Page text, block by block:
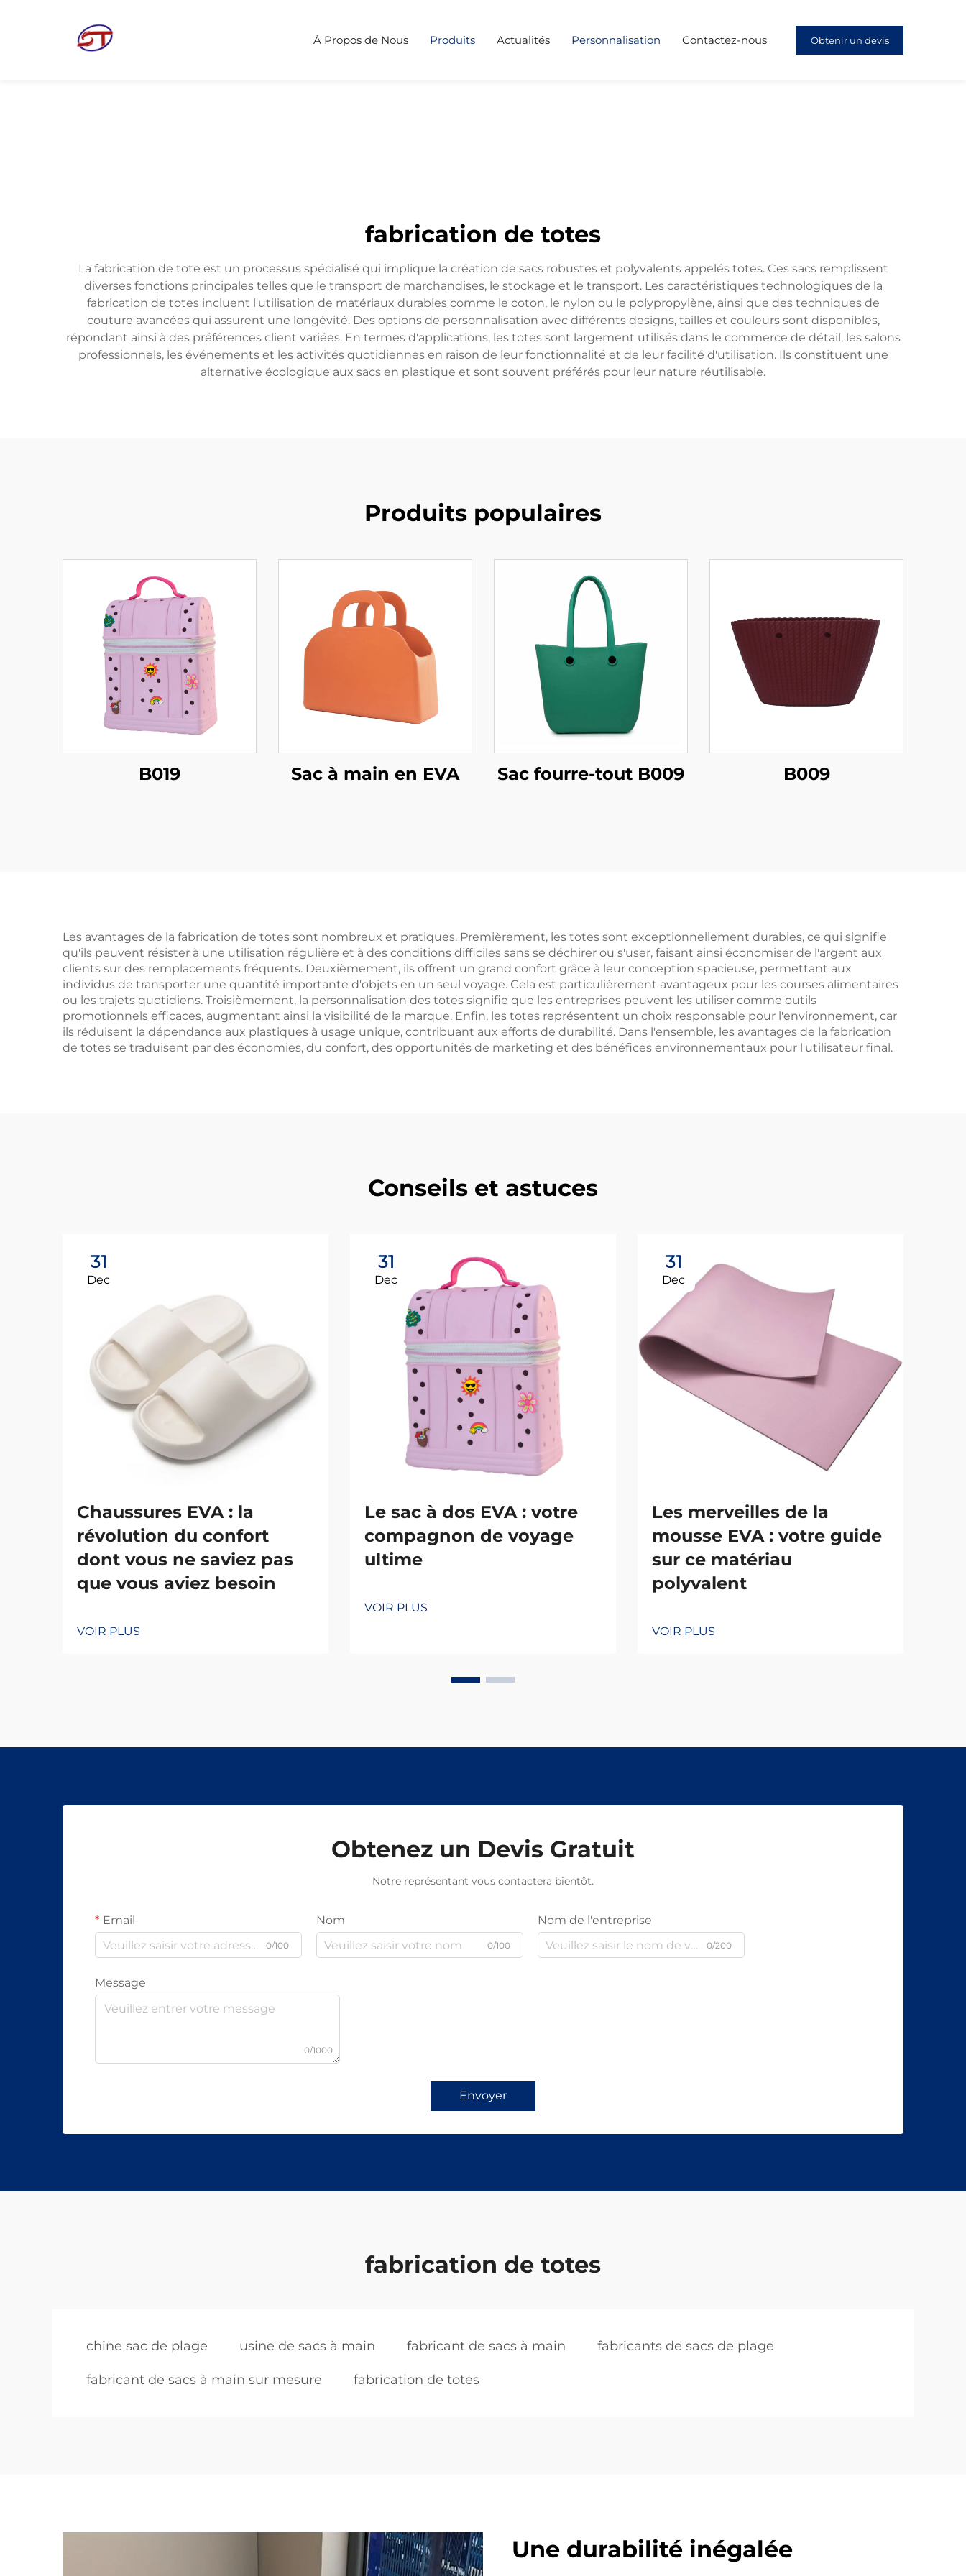
À Propos de Nous Produits Actualités Personnalisation Contactez-nous Obtenir un devis
fabrication de totes
La fabrication de tote est un processus spécialisé qui implique la création de sacs robustes et polyvalents appelés totes. Ces sacs remplissent
diverses fonctions principales telles que le transport de marchandises, le stockage et le transport. Les caractéristiques technologiques de la
fabrication de totes incluent l'utilisation de matériaux durables comme le coton, le nylon ou le polypropylène, ainsi que des techniques de
couture avancées qui assurent une longévité. Des options de personnalisation avec différents designs, tailles et couleurs sont disponibles,
répondant ainsi à des préférences client variées. En termes d'applications, les totes sont largement utilisés dans le commerce de détail, les salons
professionnels, les événements et les activités quotidiennes en raison de leur fonctionnalité et de leur facilité d'utilisation. Ils constituent une
alternative écologique aux sacs en plastique et sont souvent préférés pour leur nature réutilisable.
Produits populaires
B019 Sac à main en EVA Sac fourre-tout B009 B009
Les avantages de la fabrication de totes sont nombreux et pratiques. Premièrement, les totes sont exceptionnellement durables, ce qui signifie
qu'ils peuvent résister à une utilisation régulière et à des conditions difficiles sans se déchirer ou s'user, faisant ainsi économiser de l'argent aux
clients sur des remplacements fréquents. Deuxièmement, ils offrent un grand confort grâce à leur conception spacieuse, permettant aux
individus de transporter une quantité importante d'objets en un seul voyage. Cela est particulièrement avantageux pour les courses alimentaires
ou les trajets quotidiens. Troisièmement, la personnalisation des totes signifie que les entreprises peuvent les utiliser comme outils
promotionnels efficaces, augmentant ainsi la visibilité de la marque. Enfin, les totes représentent un choix responsable pour l'environnement, car
ils réduisent la dépendance aux plastiques à usage unique, contribuant aux efforts de durabilité. Dans l'ensemble, les avantages de la fabrication
de totes se traduisent par des économies, du confort, des opportunités de marketing et des bénéfices environnementaux pour l'utilisateur final.
Conseils et astuces
31
Dec
Chaussures EVA : la
révolution du confort
dont vous ne saviez pas
que vous aviez besoin
VOIR PLUS
31
Dec
Le sac à dos EVA : votre
compagnon de voyage
ultime
VOIR PLUS
31
Dec
Les merveilles de la
mousse EVA : votre guide
sur ce matériau
polyvalent
VOIR PLUS
Obtenez un Devis Gratuit
Notre représentant vous contactera bientôt.
Email
0/100
Nom
0/100
Nom de l'entreprise
0/200
Message
0/1000
Envoyer
fabrication de totes
chine sac de plage usine de sacs à main fabricant de sacs à main fabricants de sacs de plage
fabricant de sacs à main sur mesure fabrication de totes
Une durabilité inégalée